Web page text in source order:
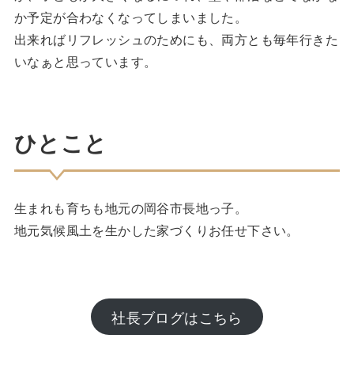
か予定が合わなくなってしまいました。
出来ればリフレッシュのためにも、両方とも毎年行きた
いなぁと思っています。
ひとこと
生まれも育ちも地元の岡谷市長地っ子。
地元気候風土を生かした家づくりお任せ下さい。
社長ブログはこちら